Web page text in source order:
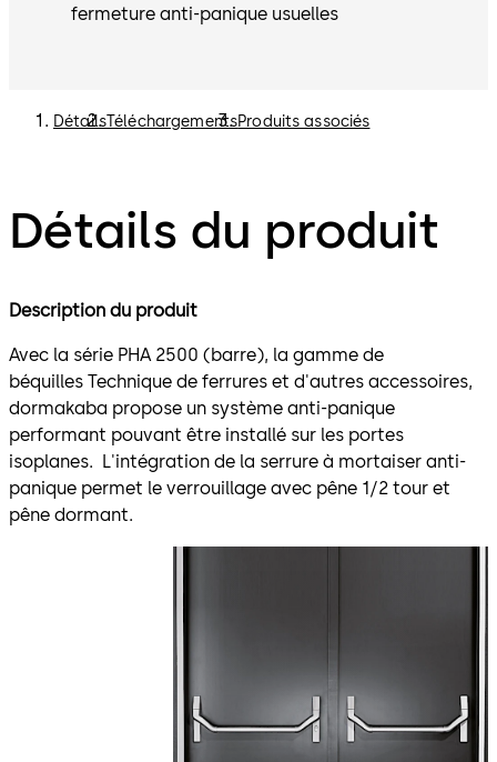
fermeture anti-panique usuelles
DétailsTéléchargementsProduits associés
Détails du produit
Description du produit
Avec la série PHA 2500 (barre), la gamme de
béquilles Technique de ferrures et d'autres accessoires,
dormakaba propose un système anti-panique
performant pouvant être installé sur les portes
isoplanes. L'intégration de la serrure à mortaiser anti-
panique permet le verrouillage avec pêne 1/2 tour et
pêne dormant.